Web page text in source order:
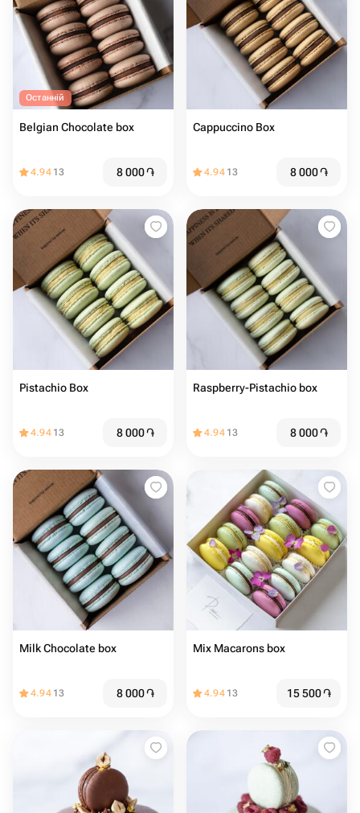
Останній
Belgian Chocolate box
4.94 13 8 000֏
Cappuccino Box
4.94 13 8 000֏
Pistachio Box
4.94 13 8 000֏
Raspberry-Pistachio box
4.94 13 8 000֏
Milk Chocolate box
4.94 13 8 000֏
Mix Macarons box
4.94 13 15 500֏